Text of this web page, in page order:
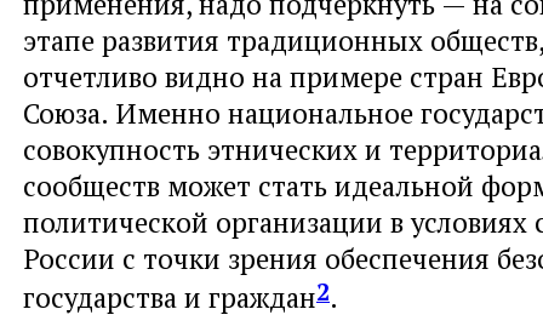
этапе развития традиционных
отчетливо видно на примере стран
Союза. Именно национальное
совокупность этнических и
сообществ может стать идеальной
политической организации в условиях
России с точки зрения обеспечения
государства и граждан2.